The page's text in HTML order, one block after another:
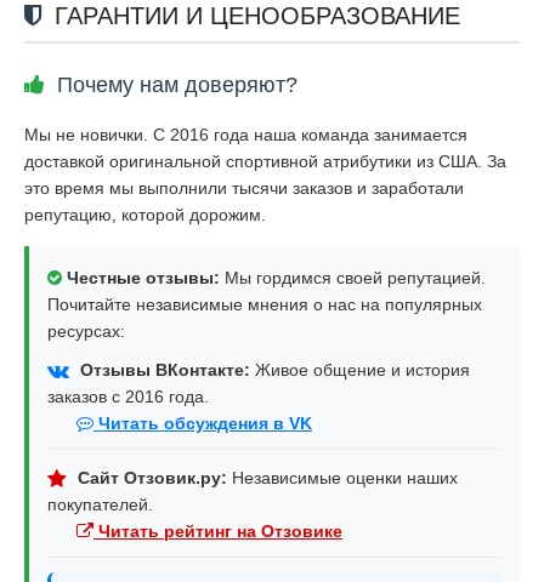
ГАРАНТИИ И ЦЕНООБРАЗОВАНИЕ
Почему нам доверяют?
Мы не новички. С 2016 года наша команда занимается
доставкой оригинальной спортивной атрибутики из США. За
это время мы выполнили тысячи заказов и заработали
репутацию, которой дорожим.
Честные отзывы: Мы гордимся своей репутацией.
Почитайте независимые мнения о нас на популярных
ресурсах:
Отзывы ВКонтакте: Живое общение и история
заказов с 2016 года.
Читать обсуждения в VK
Сайт Отзовик.ру: Независимые оценки наших
покупателей.
Читать рейтинг на Отзовике